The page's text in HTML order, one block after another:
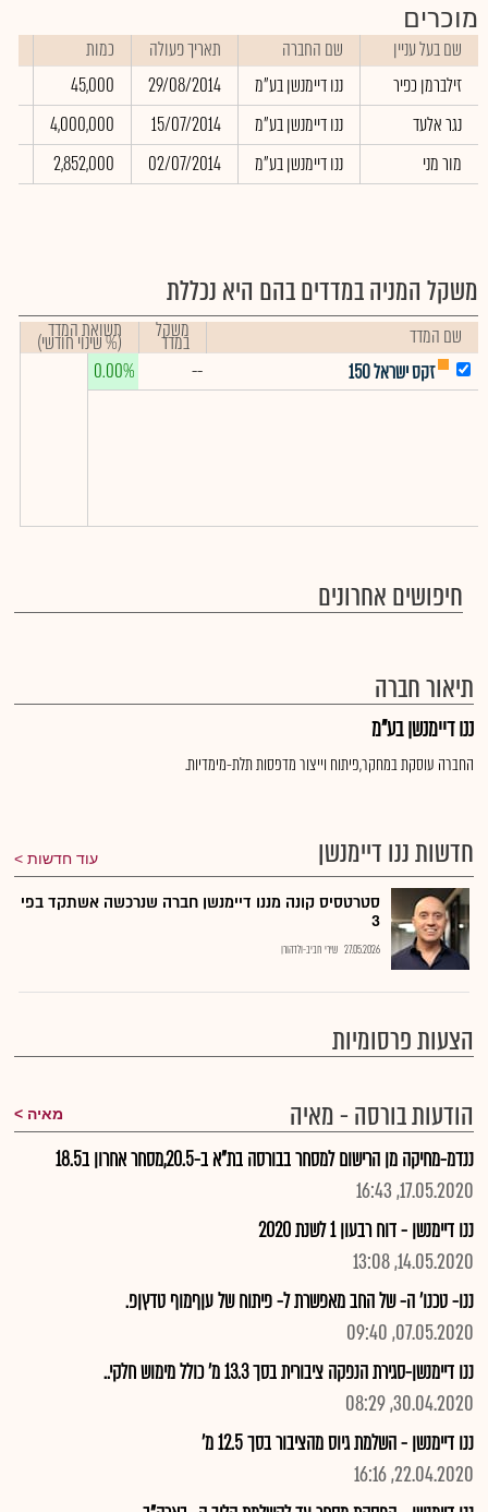
מוכרים
שם בעל עניין שם החברה תאריך פעולה כמות
זילברמן כפיר
ננו דיימנשן בע"מ 29/08/2014
45,000
נגר אלעד
ננו דיימנשן בע"מ 15/07/2014
4,000,000
מור מני
ננו דיימנשן בע"מ 02/07/2014
2,852,000
משקל המניה במדדים בהם היא נכללת
שם המדד משקל
במדד תשואת המדד
(% שינוי חודשי)
זקס ישראל 150
--
0.00%
חיפושים אחרונים
תיאור חברה
ננו דיימנשן בע"מ
החברה עוסקת במחקר,פיתוח וייצור מדפסות תלת-מימדיות.
חדשות ננו דיימנשן עוד חדשות
סטרטסיס קונה מננו דיימנשן חברה שנרכשה אשתקד בפי
3
27.05.2026 שירי חביב-ולדהורן
הצעות פרסומיות
הודעות בורסה - מאיה
מאיה
ננדמ-מחיקה מן הרישום למסחר בבורסה בת"א ב-20.5,מסחר אחרון ב18.5
17.05.2020, 16:43
ננו דיימנשן - דוח רבעון 1 לשנת 2020
14.05.2020, 13:08
ננו- טכנו' ה- של החב מאפשרת ל- פיתוח של עןףמוף טדץןפ.
07.05.2020, 09:40
ננו דיימנשן-סגירת הנפקה ציבורית בסך 13.3 מ' כולל מימוש חלקי..
30.04.2020, 08:29
ננו דיימנשן - השלמת גיוס מהציבור בסך 12.5 מ'
22.04.2020, 16:16